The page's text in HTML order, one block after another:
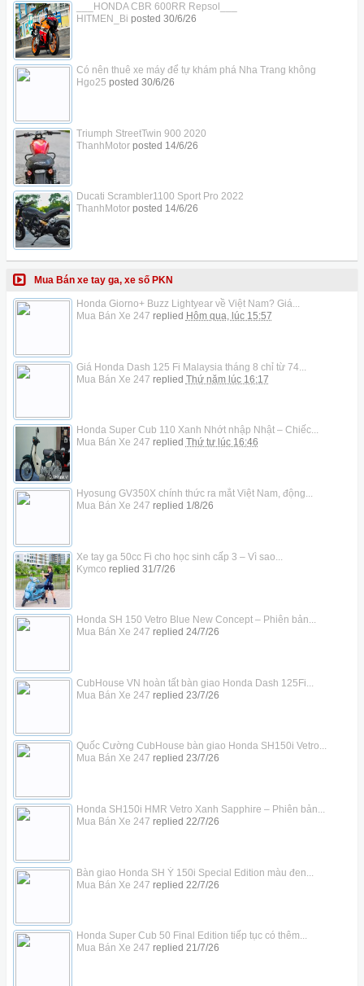
___HONDA CBR 600RR Repsol___
HITMEN_Bi posted 30/6/26
Có nên thuê xe máy để tự khám phá Nha Trang không
Hgo25 posted 30/6/26
Triumph StreetTwin 900 2020
ThanhMotorposted 14/6/26
Ducati Scrambler1100 Sport Pro 2022
ThanhMotorposted 14/6/26
Mua Bán xe tay ga, xe số PKN
Honda Giorno+ Buzz Lightyear về Việt Nam? Giá...
Mua Bán Xe 247 replied Hôm qua, lúc 15:57
Giá Honda Dash 125 Fi Malaysia tháng 8 chỉ từ 74...
Mua Bán Xe 247 replied Thứ năm lúc 16:17
Honda Super Cub 110 Xanh Nhớt nhập Nhật – Chiếc...
Mua Bán Xe 247 replied Thứ tư lúc 16:46
Hyosung GV350X chính thức ra mắt Việt Nam, động...
Mua Bán Xe 247 replied 1/8/26
Xe tay ga 50cc Fi cho học sinh cấp 3 – Vì sao...
Kymco replied 31/7/26
Honda SH 150 Vetro Blue New Concept – Phiên bản...
Mua Bán Xe 247 replied 24/7/26
CubHouse VN hoàn tất bàn giao Honda Dash 125Fi...
Mua Bán Xe 247 replied 23/7/26
Quốc Cường CubHouse bàn giao Honda SH150i Vetro...
Mua Bán Xe 247 replied 23/7/26
Honda SH150i HMR Vetro Xanh Sapphire – Phiên bản...
Mua Bán Xe 247 replied 22/7/26
Bàn giao Honda SH Ý 150i Special Edition màu đen...
Mua Bán Xe 247 replied 22/7/26
Honda Super Cub 50 Final Edition tiếp tục có thêm...
Mua Bán Xe 247 replied 21/7/26